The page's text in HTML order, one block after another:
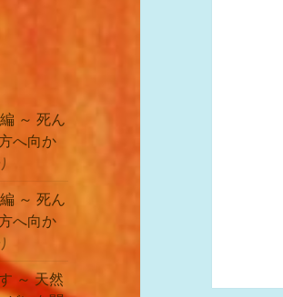
～ 死ん
へ向か
～ 死ん
へ向か
～ 天然